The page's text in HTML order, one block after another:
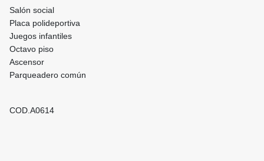
Salón social
Placa polideportiva
Juegos infantiles
Octavo piso
Ascensor
Parqueadero común
COD.A0614